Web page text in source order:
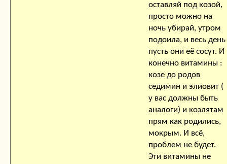
оставляй под козой,
просто можно на
ночь убирай, утром
подоила, и весь день
пусть они её сосут. И
конечно витамины :
козе до родов
седимин и элиовит (
у вас должны быть
аналоги) и козлятам
прям как родились,
мокрым. И всё,
проблем не будет.
Эти витамины не